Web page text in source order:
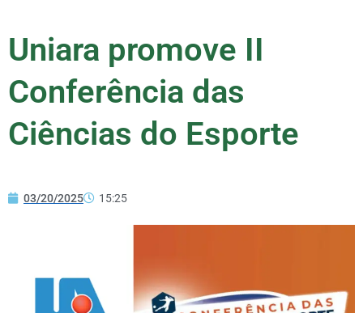
Uniara promove II
Conferência das
Ciências do Esporte
03/20/2025 15:25